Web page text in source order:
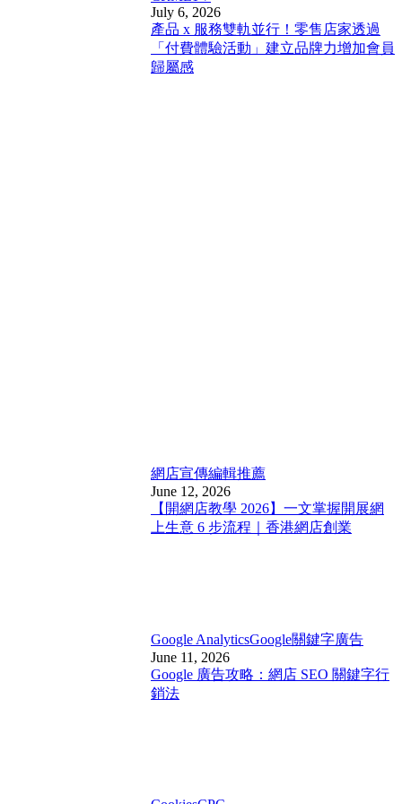
July 6, 2026
產品 x 服務雙軌並行！零售店家透過
「付費體驗活動」建立品牌力增加會員
歸屬感
網店宣傳編輯推薦
June 12, 2026
【開網店教學 2026】一文掌握開展網
上生意 6 步流程｜香港網店創業
Google AnalyticsGoogle關鍵字廣告
June 11, 2026
Google 廣告攻略：網店 SEO 關鍵字行
銷法